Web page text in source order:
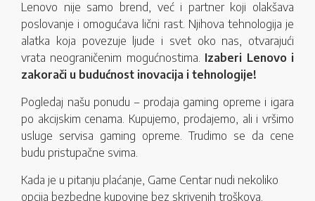
Lenovo nije samo brend, već i partner koji olakšava
poslovanje i omogućava lični rast. Njihova tehnologija je
alatka koja povezuje ljude i svet oko nas, otvarajući
vrata neograničenim mogućnostima. Izaberi Lenovo i
zakorači u budućnost inovacija i tehnologije!
Pogledaj našu ponudu – prodaja gaming opreme i igara
po akcijskim cenama. Kupujemo, prodajemo, ali i vršimo
usluge servisa gaming opreme. Trudimo se da cene
budu pristupačne svima.
Kada je u pitanju plaćanje, Game Centar nudi nekoliko
opcija bezbedne kupovine bez skrivenih troškova.